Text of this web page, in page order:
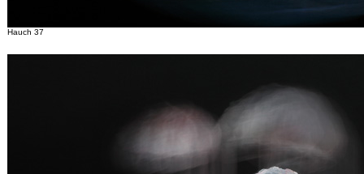
Hauch 37